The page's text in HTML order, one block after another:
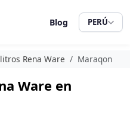
Blog PERÚ
Rena Ware Maraqon
Ware en